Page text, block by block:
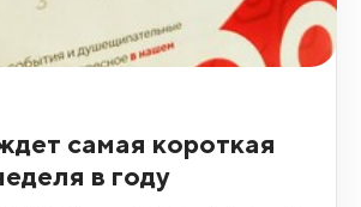
самая короткая
в году